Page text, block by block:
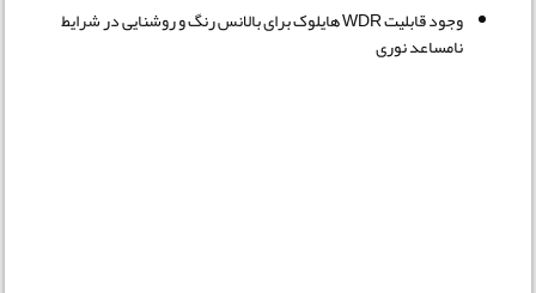
وجود قابلیت WDR هایلوک برای بالانس رنگ و روشنایی در شرایط
نامساعد نوری